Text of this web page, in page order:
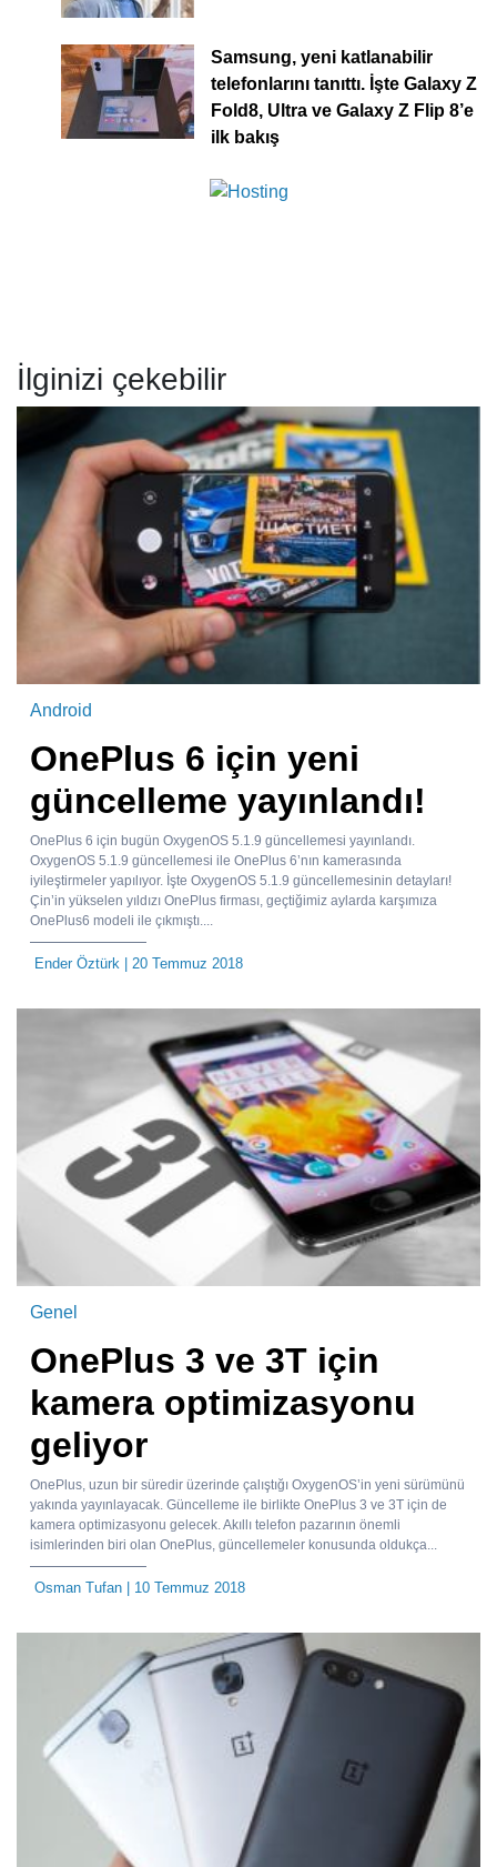
Samsung, yeni katlanabilir
telefonlarını tanıttı. İşte Galaxy Z
Fold8, Ultra ve Galaxy Z Flip 8’e
ilk bakış
İlginizi çekebilir
Android
OnePlus 6 için yeni
güncelleme yayınlandı!
OnePlus 6 için bugün OxygenOS 5.1.9 güncellemesi yayınlandı.
OxygenOS 5.1.9 güncellemesi ile OnePlus 6’nın kamerasında
iyileştirmeler yapılıyor. İşte OxygenOS 5.1.9 güncellemesinin detayları!
Çin’in yükselen yıldızı OnePlus firması, geçtiğimiz aylarda karşımıza
OnePlus6 modeli ile çıkmıştı....
Ender Öztürk | 20 Temmuz 2018
Genel
OnePlus 3 ve 3T için
kamera optimizasyonu
geliyor
OnePlus, uzun bir süredir üzerinde çalıştığı OxygenOS’in yeni sürümünü
yakında yayınlayacak. Güncelleme ile birlikte OnePlus 3 ve 3T için de
kamera optimizasyonu gelecek. Akıllı telefon pazarının önemli
isimlerinden biri olan OnePlus, güncellemeler konusunda oldukça...
Osman Tufan | 10 Temmuz 2018